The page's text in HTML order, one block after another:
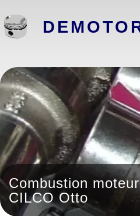
Combustion
CILCO Otto